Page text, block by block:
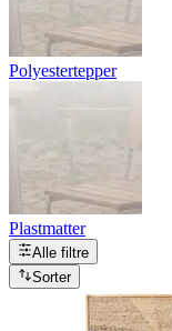
Polyestertepper
Plastmatter
Alle filtre
Sorter